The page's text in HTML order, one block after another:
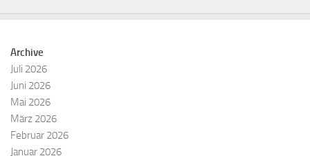
Archive
Juli 2026
Juni 2026
Mai 2026
März 2026
Februar 2026
Januar 2026